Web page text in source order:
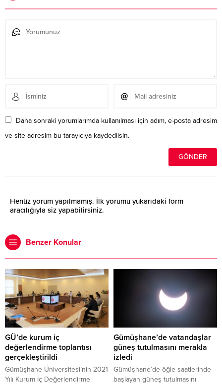
Daha sonraki yorumlarımda kullanılması için adım, e-posta adresim
ve site adresim bu tarayıcıya kaydedilsin.
Henüz yorum yapılmamış. İlk yorumu yukarıdaki form
aracılığıyla siz yapabilirsiniz.
Benzer Konular
GÜ’de kurum iç
değerlendirme toplantısı
gerçekleştirildi
Gümüşhane Üniversitesi’nin 2021
Yılı Kurum İç Değerlendirme
Gümüşhane’de vatandaşlar
güneş tutulmasını merakla
izledi
Gümüşhane’de öğle saatlerinde
başlayan güneş tutulmasını